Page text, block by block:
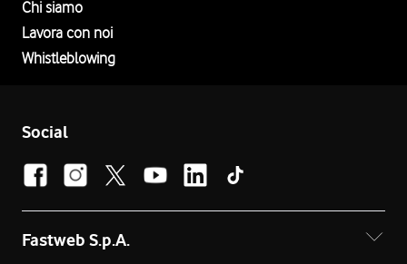
Chi siamo
Lavora con noi
Whistleblowing
Social
Fastweb S.p.A.